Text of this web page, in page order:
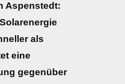
Aspenstedt:
als
eine
gegenüber